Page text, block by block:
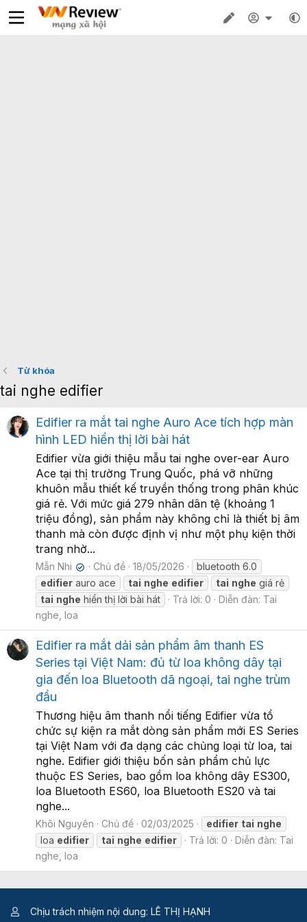
Từ khóa
tai nghe edifier
Edifier ra mắt tai nghe Auro Ace tích hợp màn
hình LED hiển thị lời bài hát
Edifier vừa giới thiệu mẫu tai nghe over-ear Auro
Ace tại thị trường Trung Quốc, phá vỡ những
khuôn mẫu thiết kế truyền thống trong phân khúc
giá rẻ. Với mức giá 279 nhân dân tệ (khoảng 1
triệu đồng), sản phẩm này không chỉ là thiết bị âm
thanh mà còn được định vị như một phụ kiện thời
trang nhờ...
Mẫn Nhi ✔ Chủ đề 18/05/2026
bluetooth 6.0
edifier auro ace tai nghe edifier tai nghe giá rẻ
tai nghe hiển thị lời bài hát Trả lời: 0 Diễn đàn: Tai
nghe, loa
Edifier ra mắt dải sản phẩm âm thanh ES
Series tại Việt Nam: đủ từ loa không dây tại
gia đến loa Bluetooth dã ngoại, tai nghe trùm
đầu
Thương hiệu âm thanh nổi tiếng Edifier vừa tổ
chức sự kiện ra mắt dòng sản phẩm mới ES Series
tại Việt Nam với đa dạng các chủng loại từ loa, tai
nghe. Edifier giới thiệu bốn sản phẩm chủ lực
thuộc ES Series, bao gồm loa không dây ES300,
loa Bluetooth ES60, loa Bluetooth ES20 và tai
nghe...
Khôi Nguyên Chủ đề 02/03/2025 edifier tai nghe
loa edifier tai nghe edifier Trả lời: 0 Diễn đàn: Tai
nghe, loa
Chịu trách nhiệm nội dung: LÊ THỊ HẠNH